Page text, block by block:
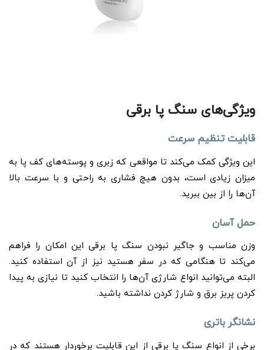
ویژگی‌های سنگ پا برقی
قابلیت تنظیم سرعت
این ویژگی کمک می‌کند تا مواقعی که زبری و پوسته‌های کف پا به
میزان زیادی است، بدون هیچ فشاری به راحتی و با سرعت بالا
آن‌ها را از بین ببرید.
حمل آسان
وزن مناسب و جاگیر نبودن سنگ پا برقی این امکان را فراهم
می‌کند تا هنگامی که در سفر هستید نیز از آن استفاده کنید.
البته می‌توانید انواع شارژی آن‌ها را انتخاب کنید تا نیازی به پیدا
کردن پریز برق و شارژ کردن نداشته باشید.
نشانگر باتری
برخی از انواع سنگ پا برقی از این قابلیت برخوردار هستند که در